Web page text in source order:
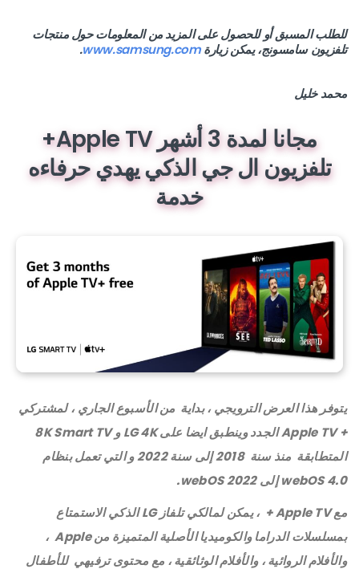
للطلب المسبق أو للحصول على المزيد من المعلومات حول منتجات
تلفزيون سامسونج، يمكن زيارةwww.samsung.com
.
محمد خليل
مجانا لمدة 3 أشهر Apple TV+
تلفزيون ال جي الذكي يهدي حرفاءه
خدمة
يتوفر هذا العرض الترويجي ، بداية من الأسبوع الجاري ، لمشتركي
+ Apple TV الجدد وينطبق ايضا على LG 4K و 8K Smart TV
المتطابقة منذ سنة 2018 إلى سنة 2022 و التي تعمل بنظام
webOS 4.0 إلى webOS 2022.
مع Apple TV + ، يمكن لمالكي تلفاز LG الذكي الاستمتاع
بمسلسلات الدراما والكوميديا ​​الأصلية المتميزة من Apple ،
والأفلام الروائية ، والأفلام الوثائقية ، مع محتوى ترفيهي للأطفال